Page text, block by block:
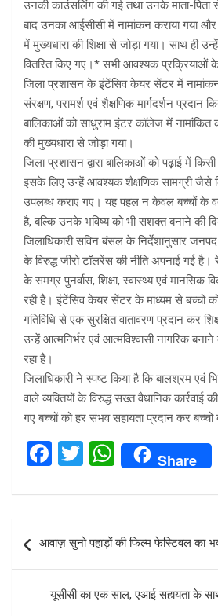
उनकी काउंसलिंग की गई तथा उनके माता-
बाद उनका आईसीसी में नामांकन कराया गया
में मुख्यधारा की शिक्षा से जोड़ा गया। साथ ही
वितरित किए गए।* सभी आवश्यक प्रक्रियाओं के
जिला प्रशासन के इंटेंसिव केयर सेंटर में नामांकन
संरक्षण, परामर्श एवं शैक्षणिक मार्गदर्शन प्रदान
बालिकाओं को साधुराम इंटर कॉलेज में नामांकित
की मुख्यधारा से जोड़ा गया।
जिला प्रशासन द्वारा बालिकाओं को पढ़ाई में
इसके लिए उन्हें आवश्यक शैक्षणिक सामग्री जैसे
उपलब्ध कराए गए। यह पहल न केवल बच्चों के
है, बल्कि उनके भविष्य को भी सशक्त बनाने की
जिलाधिकारी सविन बंसल के निर्देशानुसार जनपद
के विरुद्ध जीरो टॉलरेंस की नीति अपनाई गई
के समग्र पुनर्वास, शिक्षा, स्वास्थ्य एवं मानसिक
रही है। इंटेंसिव केयर सेंटर के माध्यम से बच्चों
गतिविधि से एक सुरक्षित वातावरण प्रदान कर
उन्हें आत्मनिर्भर एवं आत्मविश्वासी नागरिक
रहा है।
जिलाधिकारी ने स्पष्ट किया है कि बालश्रम एवं
वाले व्यक्तियों के विरुद्ध सख्त वैधानिक कार्रवाई
गए बच्चों को हर संभव सहायता प्रदान कर बच्चों
F
ce
o
o
k
T
tt
er
W
h
at
s
A
p
p
Share
navigation
आवाज़ सुनो पहाड़ों की फिल्म फेस्टिवल का
यूसीसी का एक साल, एआई सहायता के